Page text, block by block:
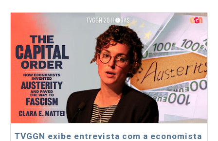
TVGGN exibe entrevista com a economista